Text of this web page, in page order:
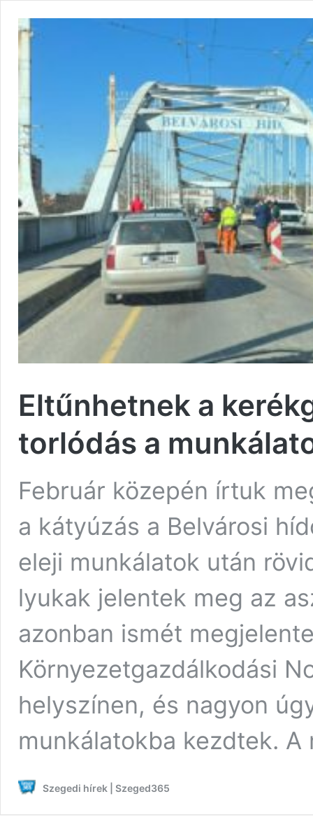
Eltűnhetnek a
torlódás a
Február közepén írtuk
a kátyúzás a Belvárosi
eleji munkálatok után
lyukak jelentek meg az
azonban ismét
Környezetgazdálkodási
helyszínen, és nagyon
munkálatokba kezdtek.
Szegedi hírek | Szeged365